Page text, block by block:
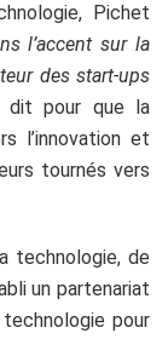
Pichet
l’accent sur la
des start-ups
dit pour que la
l’innovation et
tournés vers
technologie, de
un partenariat
pour